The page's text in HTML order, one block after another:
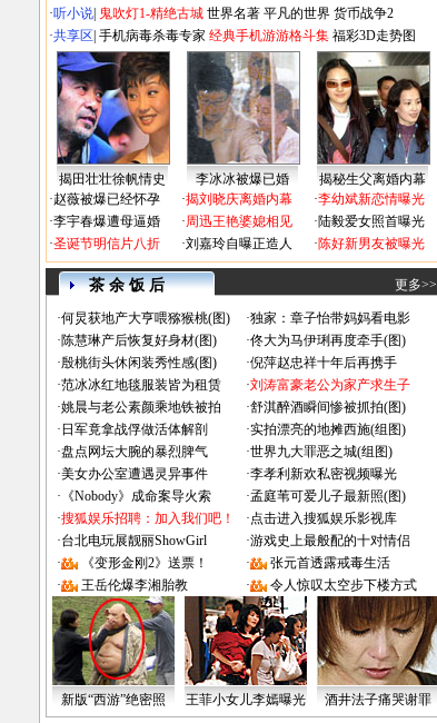
·听小说 鬼吹灯1-精绝古城 世界名著 平凡的世界 货币战争2
·共享区 手机病毒杀毒专家 经典手机游游格斗集 福彩3D走势图
揭田壮壮徐帆情史 李冰冰被爆已婚
揭秘生父离婚内幕
·赵薇被爆已经怀孕
·李宇春爆遭母逼婚
·圣诞节明信片八折
·揭刘晓庆离婚内幕
·周迅王艳婆媳相见
·刘嘉玲自曝正造人
·李幼斌新恋情曝光
·陆毅爱女照首曝光
·陈好新男友被曝光
茶 余 饭 后 更多>>
·何炅获地产大亨喂猕猴桃(图) ·独家：章子怡带妈妈看电影
·陈慧琳产后恢复好身材(图) ·佟大为马伊琍再度牵手(图)
·殷桃街头休闲装秀性感(图) ·倪萍赵忠祥十年后再携手
·范冰冰红地毯服装皆为租赁 ·刘涛富豪老公为家产求生子
·姚晨与老公素颜乘地铁被拍 ·舒淇醉酒瞬间惨被抓拍(图)
· 日军竟拿战俘做活体解剖 ·实拍漂亮的地摊西施(组图)
·盘点网坛大腕的暴烈脾气 ·世界九大罪恶之城(组图)
·美女办公室遭遇灵异事件 ·李孝利新欢私密视频曝光
· 《Nobody》成命案导火索 ·孟庭苇可爱儿子最新照(图)
·搜狐娱乐招聘：加入我们吧！ ·点击进入搜狐娱乐影视库
·台北电玩展靓丽ShowGirl ·游戏史上最般配的十对情侣
·
《变形金刚2》送票！ ·
张元首透露戒毒生活
·
王岳伦爆李湘胎教 · 令人惊叹太空步下楼方式
新版“西游”绝密照 王菲小女儿李嫣曝光 酒井法子痛哭谢罪